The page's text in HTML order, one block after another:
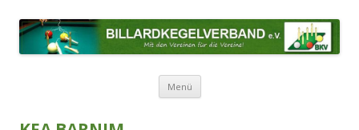
Menü Zum Inhalt springen